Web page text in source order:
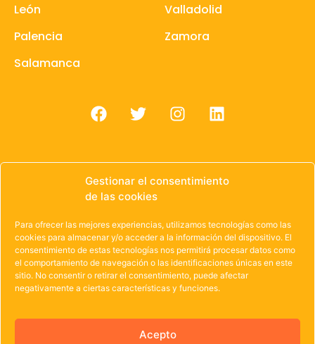
Gestionar el consentimiento
de las cookies
Para ofrecer las mejores experiencias, utilizamos tecnologías como las
cookies para almacenar y/o acceder a la información del dispositivo. El
consentimiento de estas tecnologías nos permitirá procesar datos como
el comportamiento de navegación o las identificaciones únicas en este
sitio. No consentir o retirar el consentimiento, puede afectar
negativamente a ciertas características y funciones.
Acepto
León
Palencia
Salamanca
Valladolid
Zamora
© 1985 – 2021 | OWEN Unión de Cooperativas de
Trabajo de Castilla y León
Aviso Legal·Política de Privacidad·Política de
Cookies